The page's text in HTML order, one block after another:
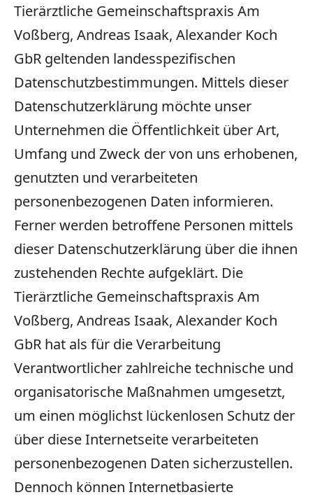
Tierärztliche Gemeinschaftspraxis Am
Voßberg, Andreas Isaak, Alexander Koch
GbR geltenden landesspezifischen
Datenschutzbestimmungen. Mittels dieser
Datenschutzerklärung möchte unser
Unternehmen die Öffentlichkeit über Art,
Umfang und Zweck der von uns erhobenen,
genutzten und verarbeiteten
personenbezogenen Daten informieren.
Ferner werden betroffene Personen mittels
dieser Datenschutzerklärung über die ihnen
zustehenden Rechte aufgeklärt. Die
Tierärztliche Gemeinschaftspraxis Am
Voßberg, Andreas Isaak, Alexander Koch
GbR hat als für die Verarbeitung
Verantwortlicher zahlreiche technische und
organisatorische Maßnahmen umgesetzt,
um einen möglichst lückenlosen Schutz der
über diese Internetseite verarbeiteten
personenbezogenen Daten sicherzustellen.
Dennoch können Internetbasierte